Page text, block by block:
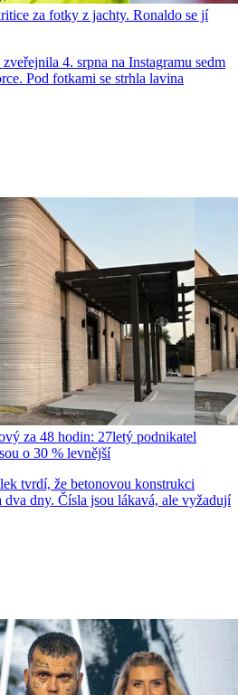
za fotky z jachty. Ronaldo se jí
4. srpna na Instagramu sedm
Pod fotkami se strhla lavina
za 48 hodin: 27letý podnikatel
o 30 % levnější
tvrdí, že betonovou konstrukci
dny. Čísla jsou lákavá, ale vyžadují